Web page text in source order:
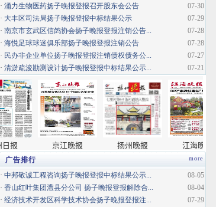
07-30
· 涌力生物医药扬子晚报登报召开股东会公告
07-29
· 大丰区司法局扬子晚报登报中标结果公示
07-28
· 南京市玄武区信鸽协会扬子晚报登报注销公告...
07-28
· 海悦足球球迷俱乐部扬子晚报登报注销公告
07-27
· 民办非企业单位扬子晚报登报注销债权债务公...
07-21
· 清淤疏浚勘测设计扬子晚报登报中标结果公示...
more
广告排行
08-05
· 中邦敬诚工程咨询扬子晚报登报中标结果公示...
08-04
· 香山红叶集团澧县分公司 扬子晚报登报解除合...
07-29
· 经济技术开发区科学技术协会扬子晚报登报注...